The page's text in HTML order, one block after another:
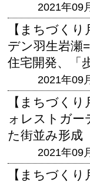
2021年09
【まちづく
デン羽生岩瀬
住宅開発、「
2021年09
【まちづく
ォレストガー
た街並み形成
2021年09
【まちづく